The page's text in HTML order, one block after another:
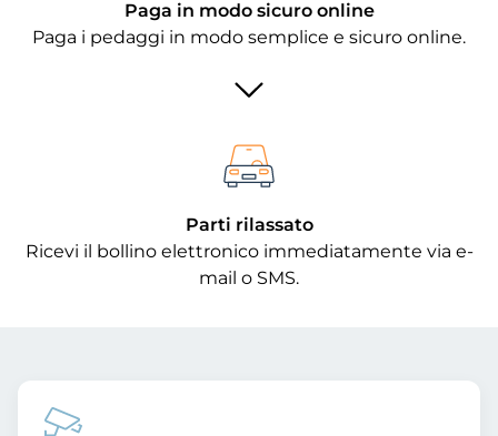
Paga in modo sicuro online
Paga i pedaggi in modo semplice e sicuro online.
Parti rilassato
Ricevi il bollino elettronico immediatamente via e-
mail o SMS.